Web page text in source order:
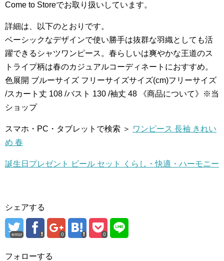
Come to Storeでお取り扱いしています。
詳細は、以下のとおりです。
ベーシックなデザインで使い勝手は抜群な羽織としても活
躍できるシャツワンピース。春らしいは爽やかな王道のス
トライプ柄は春のカジュアルコーディネートにおすすめ。
色展開 ブルーサイズ フリーサイズサイズ(cm)フリーサイズ
/スカート丈 108 /バスト 130 /袖丈 48 《商品について》※当
ショップ
スマホ・PC・タブレットで検索 ＞ ワンピース 長袖 きれい
め 春
誕生日プレゼント ビール セット くらし・快適・ハーモニー
シェアする
error 0 0
フォローする